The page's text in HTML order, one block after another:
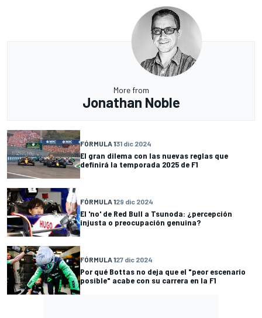
More from
Jonathan Noble
FÓRMULA 131 dic 2024
El gran dilema con las nuevas reglas que
definirá la temporada 2025 de F1
FÓRMULA 129 dic 2024
El 'no' de Red Bull a Tsunoda: ¿percepción
injusta o preocupación genuina?
FÓRMULA 127 dic 2024
Por qué Bottas no deja que el "peor escenario
posible" acabe con su carrera en la F1